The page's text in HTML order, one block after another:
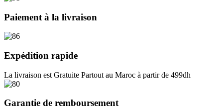
Paiement à la livraison
Expédition rapide
La livraison est Gratuite Partout au Maroc à partir de 499dh
Garantie de remboursement